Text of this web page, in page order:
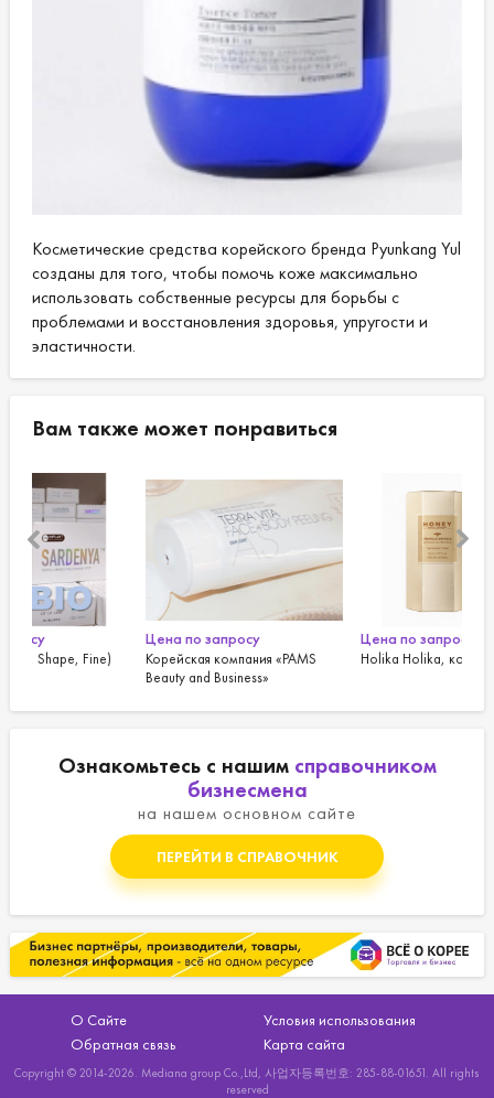
Косметические средства корейского бренда Pyunkang Yul
созданы для того, чтобы помочь коже максимально
использовать собственные ресурсы для борьбы с
проблемами и восстановления здоровья, упругости и
эластичности.
Вам также может понравиться
Цена по запросу
Корейская компания «PAMS
Beauty and Business»
Цена по запросу
Holika Holika, косметика оптом
Ознакомьтесь с нашим справочником
бизнесмена
на нашем основном сайте
ПЕРЕЙТИ В СПРАВОЧНИК
О Сайте
Условия использования
Обратная связь
Карта сайта
Copyright © 2014-2026. Mediana group Co.,Ltd, 사업자등록번호: 285-88-01651. All rights
reserved